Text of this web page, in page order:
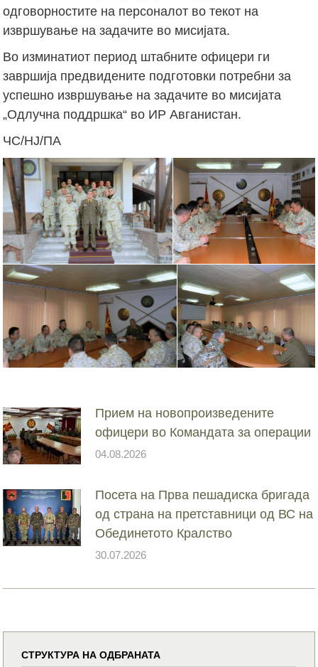
одговорностите на персоналот во текот на
извршување на задачите во мисијата.
Во изминатиот период штабните офицери ги
завршија предвидените подготовки потребни за
успешно извршување на задачите во мисијата
„Одлучна поддршка“ во ИР Авганистан.
ЧС/НЈ/ПА
Прием на новопроизведените
офицери во Командата за операции
04.08.2026
Посета на Прва пешадиска бригада
од страна на претставници од ВС на
Обединетото Кралство
30.07.2026
СТРУКТУРА НА ОДБРАНАТА